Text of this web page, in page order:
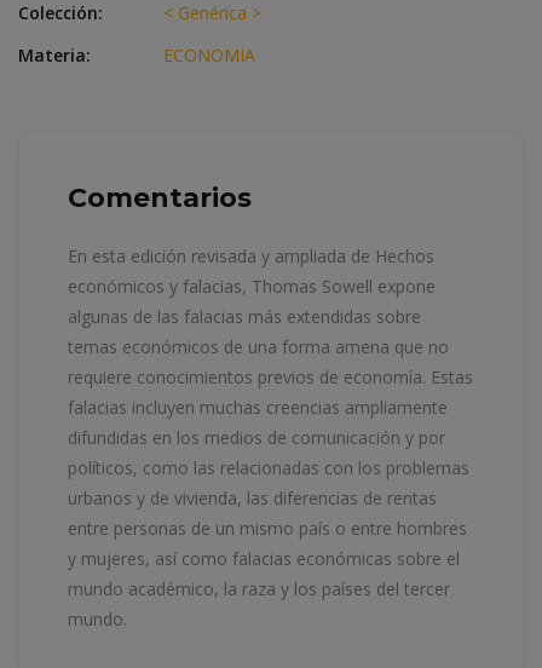
Colección:
< Genérica >
Materia:
ECONOMIA
Comentarios
En esta edición revisada y ampliada de Hechos
económicos y falacias, Thomas Sowell expone
algunas de las falacias más extendidas sobre
temas económicos de una forma amena que no
requiere conocimientos previos de economía. Estas
falacias incluyen muchas creencias ampliamente
difundidas en los medios de comunicación y por
políticos, como las relacionadas con los problemas
urbanos y de vivienda, las diferencias de rentas
entre personas de un mismo país o entre hombres
y mujeres, así como falacias económicas sobre el
mundo académico, la raza y los países del tercer
mundo.